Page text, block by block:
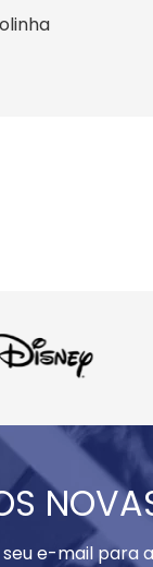
e-mail para